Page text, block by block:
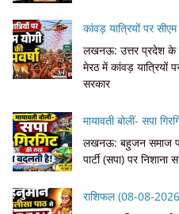
कांवड़ यात्रियों पर सीएम
लखनऊ: उत्तर प्रदेश के
मेरठ में कांवड़ यात्रियों
सरकार
मायावती बोलीं- सपा
लखनऊ: बहुजन समाज
पार्टी (सपा) पर
राशिफल (08-08-2026)